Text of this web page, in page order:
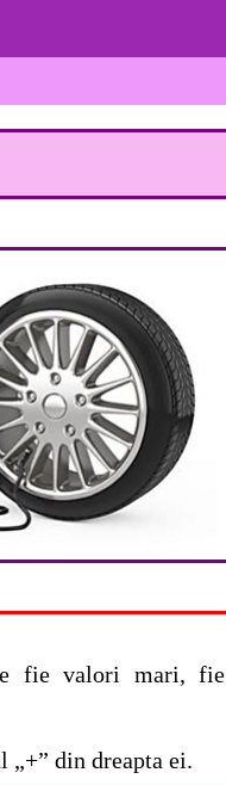
fie valori mari, fie
„+” din dreapta ei.